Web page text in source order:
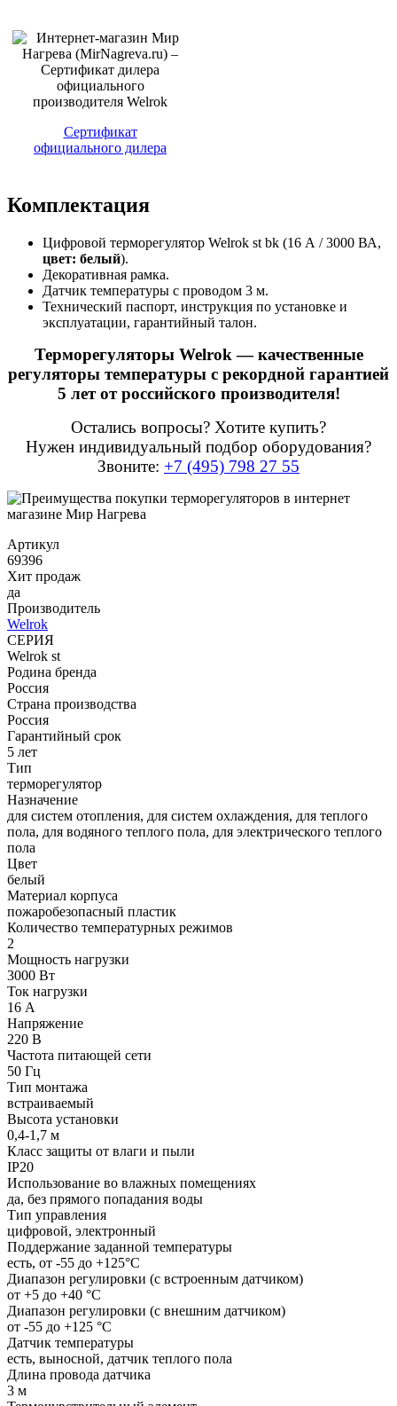
Сертификат
официального дилера
Комплектация
Цифровой терморегулятор Welrok st bk (16 А / 3000 ВА,
цвет: белый).
Декоративная рамка.
Датчик температуры с проводом 3 м.
Технический паспорт, инструкция по установке и
эксплуатации, гарантийный талон.
Терморегуляторы Welrok — качественные
регуляторы температуры с рекордной гарантией
5 лет от российского производителя!
Остались вопросы? Хотите купить?
Нужен индивидуальный подбор оборудования?
Звоните: +7 (495) 798 27 55
Артикул
69396
Хит продаж
да
Производитель
Welrok
СЕРИЯ
Welrok st
Родина бренда
Россия
Страна производства
Россия
Гарантийный срок
5 лет
Тип
терморегулятор
Назначение
для систем отопления, для систем охлаждения, для теплого
пола, для водяного теплого пола, для электрического теплого
пола
Цвет
белый
Материал корпуса
пожаробезопасный пластик
Количество температурных режимов
2
Мощность нагрузки
3000 Вт
Ток нагрузки
16 А
Напряжение
220 В
Частота питающей сети
50 Гц
Тип монтажа
встраиваемый
Высота установки
0,4-1,7 м
Класс защиты от влаги и пыли
IP20
Использование во влажных помещениях
да, без прямого попадания воды
Тип управления
цифровой, электронный
Поддержание заданной температуры
есть, от -55 до +125°С
Диапазон регулировки (с встроенным датчиком)
от +5 до +40 °С
Диапазон регулировки (с внешним датчиком)
от -55 до +125 °С
Датчик температуры
есть, выносной, датчик теплого пола
Длина провода датчика
3 м